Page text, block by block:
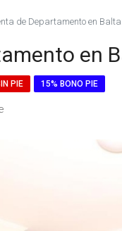
de Departamento en
en
PIE 15% BONO PIE